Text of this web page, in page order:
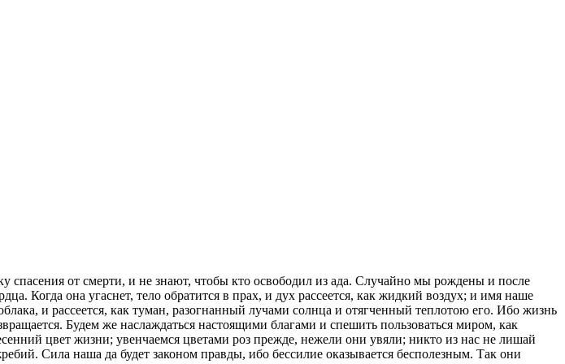
от смерти, и не знают, чтобы кто освободил из ада. Случайно мы рождены и после
Когда она угаснет, тело обратится в прах, и дух рассеется, как жидкий воздух; и имя наше
и рассеется, как туман, разогнанный лучами солнца и отягченный теплотою его. Ибо жизнь
Будем же наслаждаться настоящими благами и спешить пользоваться миром, как
цвет жизни; увенчаемся цветами роз прежде, нежели они увяли; никто из нас не лишай
Сила наша да будет законом правды, ибо бессилие оказывается бесполезным. Так они